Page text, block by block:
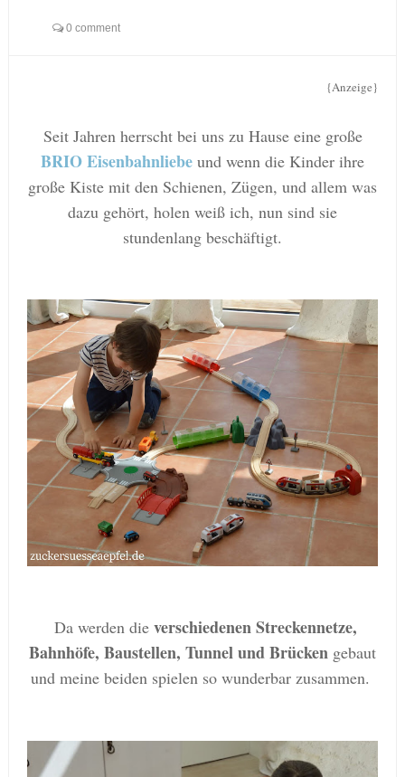
0 comment
{Anzeige}
Seit Jahren herrscht bei uns zu Hause eine große
BRIO Eisenbahnliebe und wenn die Kinder ihre
große Kiste mit den Schienen, Zügen, und allem was
dazu gehört, holen weiß ich, nun sind sie
stundenlang beschäftigt.
Da werden die verschiedenen Streckennetze,
Bahnhöfe, Baustellen, Tunnel und Brücken gebaut
und meine beiden spielen so wunderbar zusammen.